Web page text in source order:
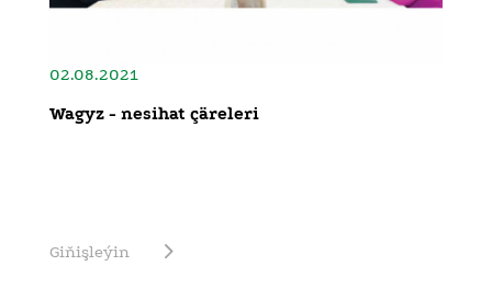
02.08.2021
Wagyz - nesihat çäreleri
Giňişleýin